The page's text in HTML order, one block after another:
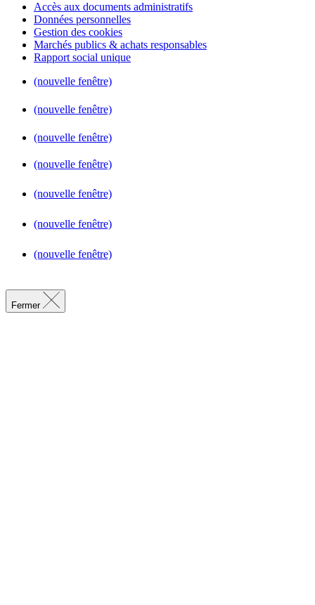
Accès aux documents administratifs
Données personnelles
Gestion des cookies
Marchés publics & achats responsables
Rapport social unique
(nouvelle fenêtre)
(nouvelle fenêtre)
(nouvelle fenêtre)
(nouvelle fenêtre)
(nouvelle fenêtre)
(nouvelle fenêtre)
(nouvelle fenêtre)
Fermer